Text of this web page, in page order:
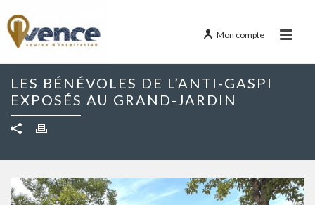
Mon compte
LES BÉNÉVOLES DE L’ANTI-GASPI
EXPOSÉS AU GRAND-JARDIN